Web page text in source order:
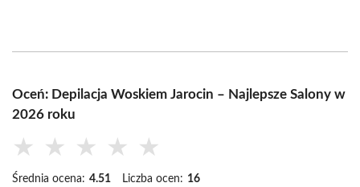
Oceń: Depilacja Woskiem Jarocin – Najlepsze Salony w
2026 roku
★ ★ ★ ★ ★
Średnia ocena: 4.51 Liczba ocen: 16